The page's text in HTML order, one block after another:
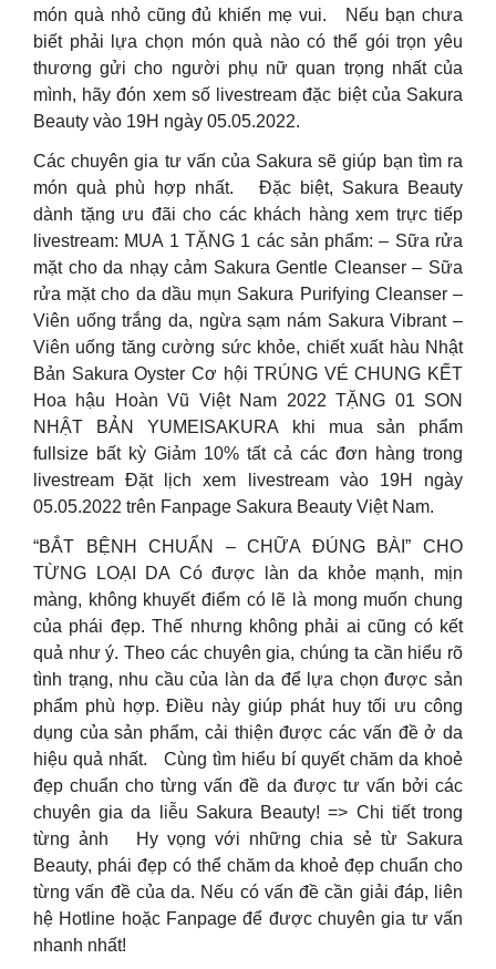
món quà nhỏ cũng đủ khiến mẹ vui. Nếu bạn chưa
biết phải lựa chọn món quà nào có thể gói trọn yêu
thương gửi cho người phụ nữ quan trọng nhất của
mình, hãy đón xem số livestream đặc biệt của Sakura
Beauty vào 19H ngày 05.05.2022.
Các chuyên gia tư vấn của Sakura sẽ giúp bạn tìm ra
món quà phù hợp nhất. Đặc biệt, Sakura Beauty
dành tặng ưu đãi cho các khách hàng xem trực tiếp
livestream: MUA 1 TẶNG 1 các sản phẩm: – Sữa rửa
mặt cho da nhạy cảm Sakura Gentle Cleanser – Sữa
rửa mặt cho da dầu mụn Sakura Purifying Cleanser –
Viên uống trắng da, ngừa sạm nám Sakura Vibrant –
Viên uống tăng cường sức khỏe, chiết xuất hàu Nhật
Bản Sakura Oyster Cơ hội TRÚNG VÉ CHUNG KẾT
Hoa hậu Hoàn Vũ Việt Nam 2022 TẶNG 01 SON
NHẬT BẢN YUMEISAKURA khi mua sản phẩm
fullsize bất kỳ Giảm 10% tất cả các đơn hàng trong
livestream Đặt lịch xem livestream vào 19H ngày
05.05.2022 trên Fanpage Sakura Beauty Việt Nam.
“BẮT BỆNH CHUẨN – CHỮA ĐÚNG BÀI” CHO
TỪNG LOẠI DA Có được làn da khỏe mạnh, mịn
màng, không khuyết điểm có lẽ là mong muốn chung
của phái đẹp. Thế nhưng không phải ai cũng có kết
quả như ý. Theo các chuyên gia, chúng ta cần hiểu rõ
tình trạng, nhu cầu của làn da để lựa chọn được sản
phẩm phù hợp. Điều này giúp phát huy tối ưu công
dụng của sản phẩm, cải thiện được các vấn đề ở da
hiệu quả nhất. Cùng tìm hiểu bí quyết chăm da khoẻ
đẹp chuẩn cho từng vấn đề da được tư vấn bởi các
chuyên gia da liễu Sakura Beauty! => Chi tiết trong
từng ảnh Hy vọng với những chia sẻ từ Sakura
Beauty, phái đẹp có thể chăm da khoẻ đẹp chuẩn cho
từng vấn đề của da. Nếu có vấn đề cần giải đáp, liên
hệ Hotline hoặc Fanpage để được chuyên gia tư vấn
nhanh nhất!